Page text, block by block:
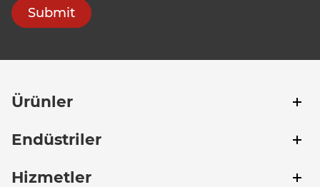
Submit
Ürünler
Endüstriler
Hizmetler